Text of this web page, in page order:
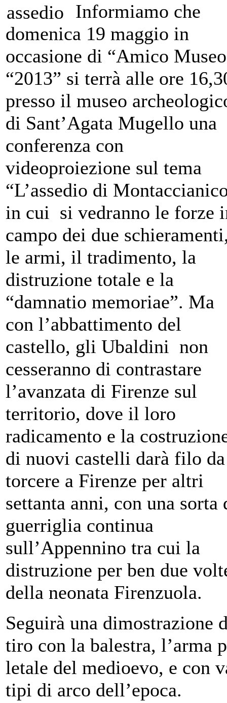
Informiamo che
domenica 19 maggio in
occasione di “Amico Museo
“2013” si terrà alle ore
presso il museo
di Sant’Agata Mugello una
conferenza con
videoproiezione sul tema
“L’assedio di
in cui si vedranno le forze
campo dei due
le armi, il tradimento, la
distruzione totale e la
“damnatio memoriae”. Ma
con l’abbattimento del
castello, gli Ubaldini non
cesseranno di contrastare
l’avanzata di Firenze sul
territorio, dove il loro
radicamento e la
di nuovi castelli darà filo da
torcere a Firenze per altri
settanta anni, con una sorta
guerriglia continua
sull’Appennino tra cui la
distruzione per ben due
della neonata Firenzuola.
Seguirà una dimostrazione
tiro con la balestra, l’arma
letale del medioevo, e con
tipi di arco dell’epoca.